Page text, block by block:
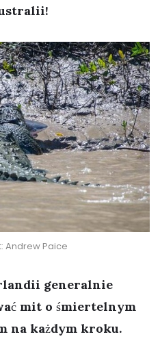
Andrew Paice
generalnie
mit o śmiertelnym
na każdym kroku.